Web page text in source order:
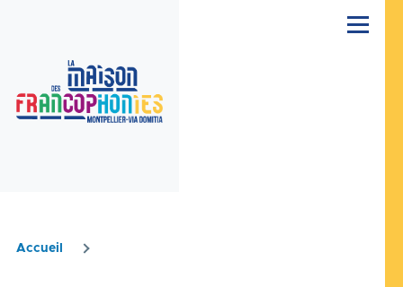
Menu
Accueil